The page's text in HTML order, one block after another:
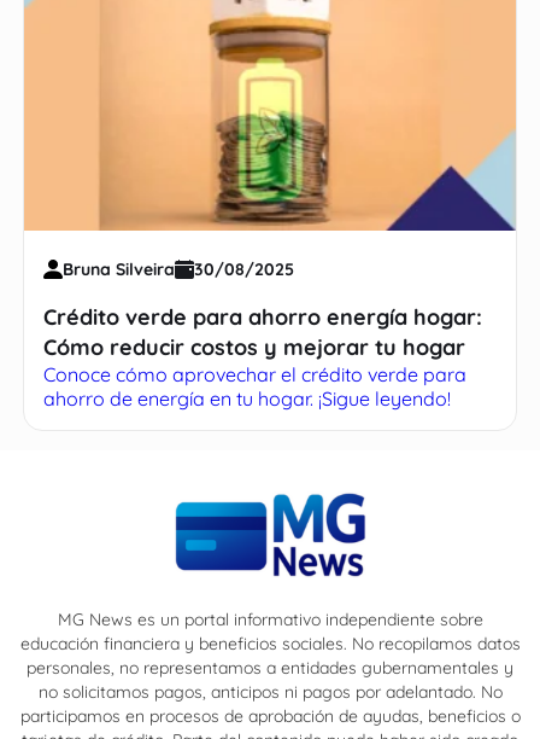
Bruna Silveira 30/08/2025
Crédito verde para ahorro energía hogar:
Cómo reducir costos y mejorar tu hogar
Conoce cómo aprovechar el crédito verde para
ahorro de energía en tu hogar. ¡Sigue leyendo!
MG News es un portal informativo independiente sobre
educación financiera y beneficios sociales. No recopilamos datos
personales, no representamos a entidades gubernamentales y
no solicitamos pagos, anticipos ni pagos por adelantado. No
participamos en procesos de aprobación de ayudas, beneficios o